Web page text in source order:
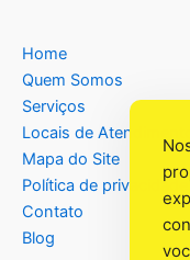
Home
Quem Somos
Serviços
Locais de Atendimento
Mapa do Site
Política de privacidade
Contato
Blog